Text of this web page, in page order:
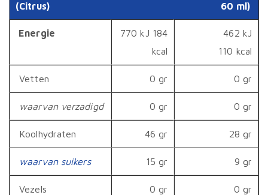
(Citrus)
60 ml)
Energie
770 kJ 184
kcal
462 kJ
110 kcal
Vetten 0 gr 0 gr
waarvan verzadigd 0 gr 0 gr
Koolhydraten 46 gr 28 gr
waarvan suikers 15 gr 9 gr
Vezels 0 gr 0 gr